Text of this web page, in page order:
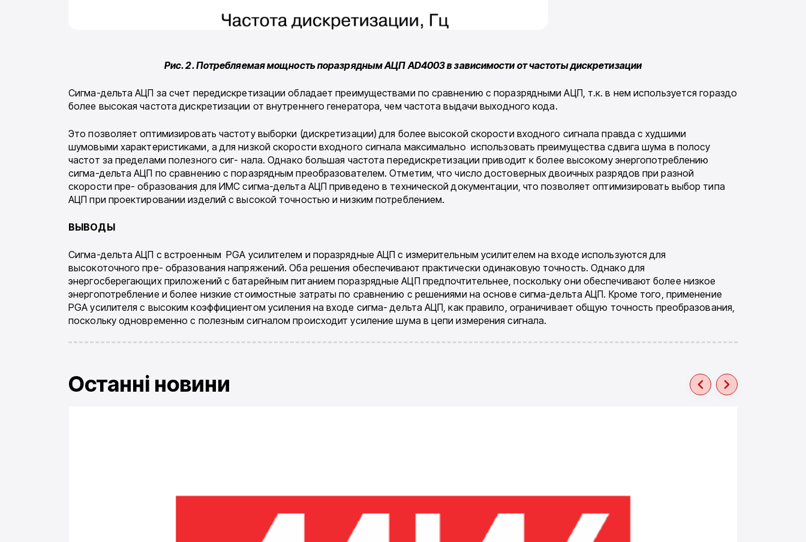
Рис. 2. Потребляемая мощность поразрядным АЦП AD4003 в зависимости от частоты дискретизации
Сигма-дельта АЦП за счет передискретизации обладает преимуществами по сравнению с поразрядными АЦП, т.к. в нем используется гораздо
более высокая частота дискретизации от внутреннего генератора, чем частота выдачи выходного кода.
Это позволяет оптимизировать частоту выборки (дискретизации) для более высокой скорости входного сигнала правда с худшими
шумовыми характеристиками, а для низкой скорости входного сигнала максимально использовать преимущества сдвига шума в полосу
частот за пределами полезного сиг- нала. Однако большая частота передискретизации приводит к более высокому энергопотреблению
сигма-дельта АЦП по сравнению с поразрядным преобразователем. Отметим, что число достоверных двоичных разрядов при разной
скорости пре- образования для ИМС сигма-дельта АЦП приведено в технической документации, что позволяет оптимизировать выбор типа
АЦП при проектировании изделий с высокой точностью и низким потреблением.
ВЫВОДЫ
Сигма-дельта АЦП с встроенным PGA усилителем и поразрядные АЦП с измерительным усилителем на входе используются для
высокоточного пре- образования напряжений. Оба решения обеспечивают практически одинаковую точность. Однако для
энергосберегающих приложений с батарейным питанием поразрядные АЦП предпочтительнее, поскольку они обеспечивают более низкое
энергопотребление и более низкие стоимостные затраты по сравнению с решениями на основе сигма-дельта АЦП. Кроме того, применение
PGA усилителя с высоким коэффициентом усиления на входе сигма- дельта АЦП, как правило, ограничивает общую точность преобразования,
поскольку одновременно с полезным сигналом происходит усиление шума в цепи измерения сигнала.
Останні новини